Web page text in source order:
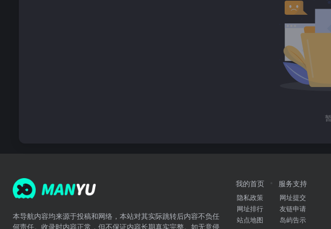
本导航内容均来源于投稿和网络，本站对其实际跳转后内容不负任
何责任。收录时内容正常，但不保证内容长期真实完整。如无意侵
我的首页
隐私政策
网址排行
站点地图
服务支持
网址提交
友链申请
岛屿告示